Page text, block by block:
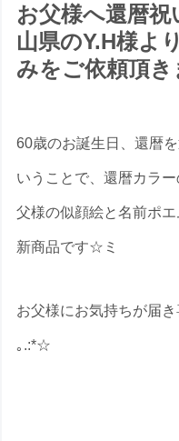
お父様へ還暦
山県のY.H様よ
みをご依頼頂き
60歳のお誕生日、還暦
いうことで、還暦カラ
父様の似顔絵と名前ポ
新商品です☆ミ
お父様にお気持ちが届
｡.:*☆